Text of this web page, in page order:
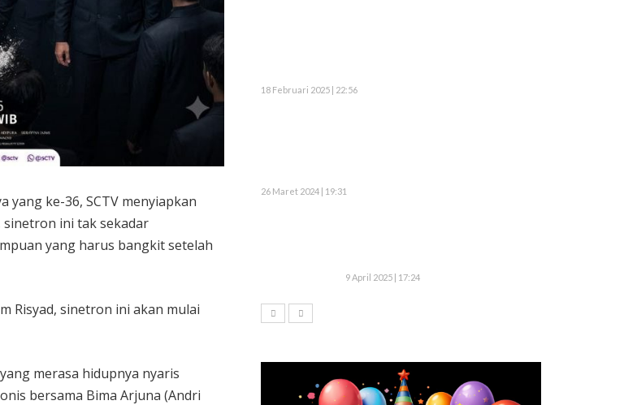
yang ke-36, SCTV menyiapkan
sinetron ini tak sekadar
yang harus bangkit setelah
Risyad, sinetron ini akan mulai
merasa hidupnya nyaris
bersama Bima Arjuna (Andri
18 Februari 2025 | 22:56
26 Maret 2024 | 19:31
9 April 2025 | 17:24